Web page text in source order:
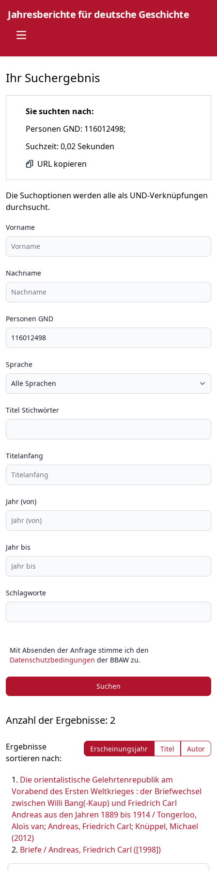
Jahresberichte für deutsche Geschichte
Open main menu
Ihr Suchergebnis
Sie suchten nach:
Personen GND: 116012498;
Suchzeit: 0,02 Sekunden
URL kopieren
Die Suchoptionen werden alle als UND-Verknüpfungen
durchsucht.
Vorname
Nachname
Personen GND
Sprache
Titel Stichwörter
Titelanfang
Jahr (von)
Jahr bis
Schlagworte
Mit Absenden der Anfrage stimme ich den
Datenschutzbedingungen der BBAW zu.
Suchen
Anzahl der Ergebnisse: 2
Ergebnisse
sortieren nach:
Erscheinungsjahr Titel Autor
Die orientalistische Gelehrtenrepublik am
Vorabend des Ersten Weltkrieges : der Briefwechsel
zwischen Willi Bang(-Kaup) und Friedrich Carl
Andreas aus den Jahren 1889 bis 1914 / Tongerloo,
Aloïs van; Andreas, Friedrich Carl; Knüppel, Michael
(2012)
Briefe / Andreas, Friedrich Carl ([1998])